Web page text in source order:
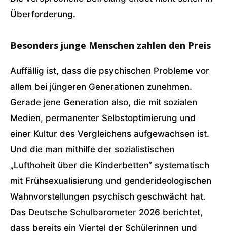
Überforderung.
Besonders junge Menschen zahlen den Preis
Auffällig ist, dass die psychischen Probleme vor
allem bei jüngeren Generationen zunehmen.
Gerade jene Generation also, die mit sozialen
Medien, permanenter Selbstoptimierung und
einer Kultur des Vergleichens aufgewachsen ist.
Und die man mithilfe der sozialistischen
„Lufthoheit über die Kinderbetten“ systematisch
mit Frühsexualisierung und genderideologischen
Wahnvorstellungen psychisch geschwächt hat.
Das Deutsche Schulbarometer 2026 berichtet,
dass bereits ein Viertel der Schülerinnen und